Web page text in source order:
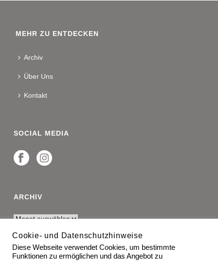
MEHR ZU ENTDECKEN
Archiv
Über Uns
Kontakt
SOCIAL MEDIA
ARCHIV
RECHTLICHES
Cookie- und Datenschutzhinweise
Diese Webseite verwendet Cookies, um bestimmte
Funktionen zu ermöglichen und das Angebot zu